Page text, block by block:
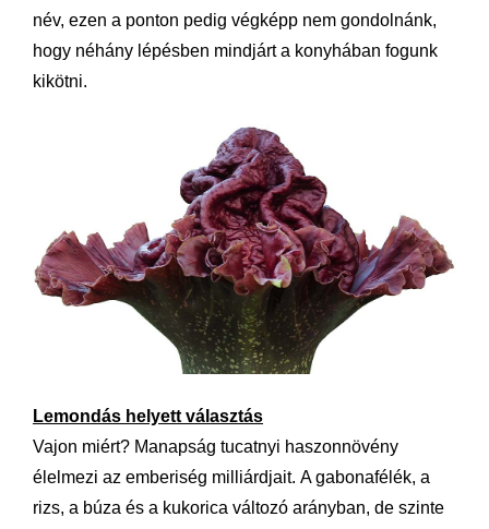
név, ezen a ponton pedig végképp nem gondolnánk,
hogy néhány lépésben mindjárt a konyhában fogunk
kikötni.
Lemondás helyett választás
Vajon miért? Manapság tucatnyi haszonnövény
élelmezi az emberiség milliárdjait. A gabonafélék, a
rizs, a búza és a kukorica változó arányban, de szinte